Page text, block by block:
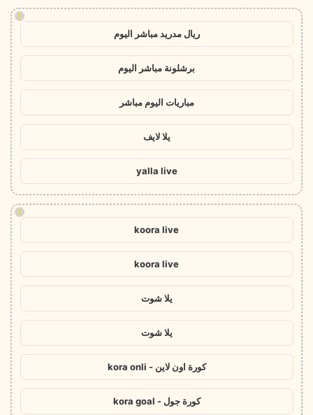
!
ريال مدريد مباشر اليوم
برشلونة مباشر اليوم
مباريات اليوم مباشر
يلا لايف
yalla live
!
koora live
koora live
يلا شوت
يلا شوت
كورة اون لاين - kora onli
كورة جول - kora goal